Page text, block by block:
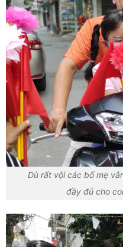
Dù rất vội các bố mẹ
đầy đủ cho